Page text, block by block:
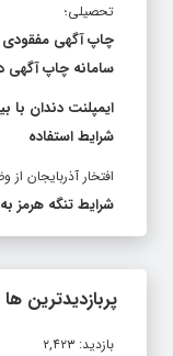
تحصیلی؛
چاپ آگهی مفقودی
سامانه چاپ آگهی
شرایط استفاده
افتخار آذربایجان
شرایط تنگه هرمز
پربازدیدترین ها
بازدید: ۲,۴۲۳